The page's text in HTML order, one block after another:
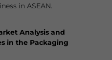
in ASEAN.
Analysis and
in the Packaging